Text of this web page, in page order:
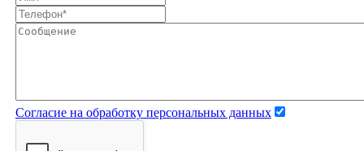
Согласие на обработку персональных данных